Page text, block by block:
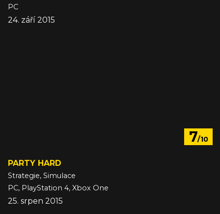
PC
24. září 2015
7/10
PARTY HARD
Strategie, Simulace
PC, PlayStation 4, Xbox One
25. srpen 2015